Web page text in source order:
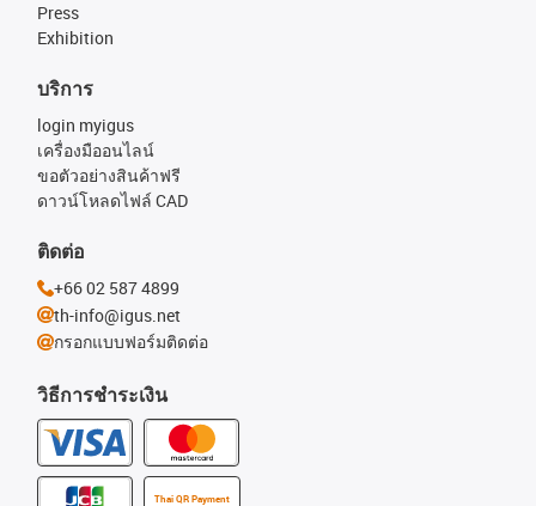
Press
Exhibition
วิธีการชำระเงิน
Thai QR Payment
บริการ
login myigus
เครื่องมืออนไลน์
ขอตัวอย่างสินค้าฟรี
ดาวน์โหลดไฟล์ CAD
ติดต่อ
+66 02 587 4899
th-info@igus.net
กรอกแบบฟอร์มติดต่อ